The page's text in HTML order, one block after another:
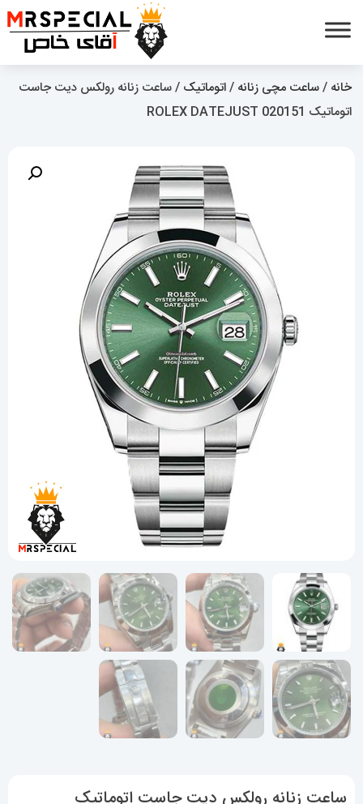
خانه /ساعت مچی زنانه /اتوماتیک / ساعت زنانه رولکس دیت جاست
اتوماتیک 020151 ROLEX DATEJUST
ساعت زنانه رولکس دیت جاست اتوماتیک